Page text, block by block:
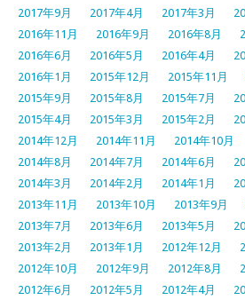
2017年9月
2017年4月 2017年3月
2016年11月
2016年9月 2016年8月
2016年6月
2016年5月 2016年4月
2016年1月
2015年12月 2015年11月
2015年9月
2015年8月 2015年7月
2015年4月
2015年3月 2015年2月
2014年12月
2014年11月 2014年10月
2014年8月
2014年7月 2014年6月
2014年3月
2014年2月 2014年1月
2013年11月
2013年10月 2013年9月
2013年7月
2013年6月 2013年5月
2013年2月
2013年1月 2012年12月
2012年10月
2012年9月 2012年8月
2012年6月
2012年5月 2012年4月